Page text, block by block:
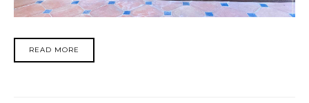
READ MORE